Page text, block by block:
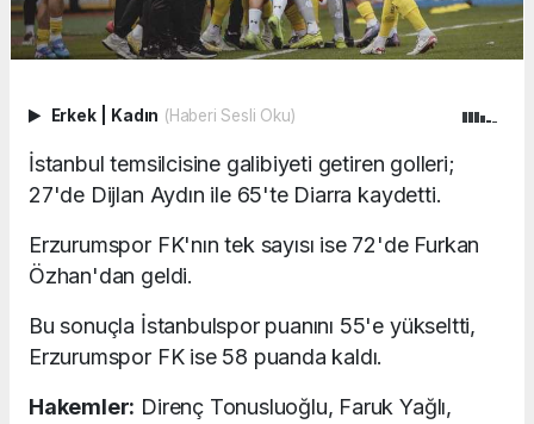
Erkek Kadın (Haberi Sesli Oku)
İstanbul temsilcisine galibiyeti getiren golleri;
27'de Dijlan Aydın ile 65'te Diarra kaydetti.
Erzurumspor FK'nın tek sayısı ise 72'de Furkan
Özhan'dan geldi.
Bu sonuçla İstanbulspor puanını 55'e yükseltti,
Erzurumspor FK ise 58 puanda kaldı.
Hakemler: Direnç Tonusluoğlu, Faruk Yağlı,